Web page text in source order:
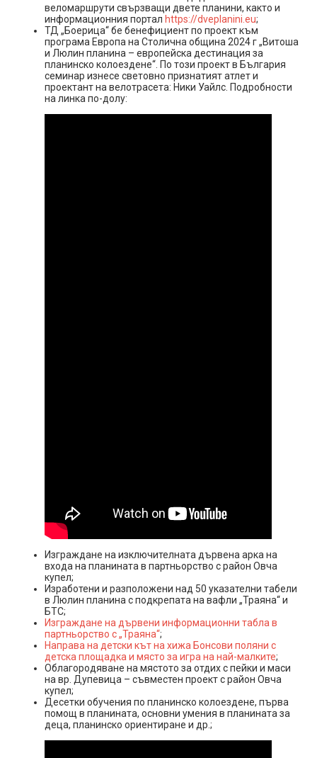
веломаршрути свързващи двете планини, както и
информационния портал https://dveplanini.eu;
ТД „Боерица“ бе бенефициент по проект към
програма Европа на Столична община 2024 г „Витоша
и Люлин планина – европейска дестинация за
планинско колоездене“. По този проект в България
семинар изнесе световно признатият атлет и
проектант на велотрасета: Ники Уайлс. Подробности
на линка по-долу:
Изграждане на изключителната дървена арка на
входа на планината в партньорство с район Овча
купел;
Изработени и разположени над 50 указателни табели
в Люлин планина с подкрепата на вафли „Траяна“ и
БТС;
Изграждане на дървени информационни табла в
партньорство с „Траяна“;
Направа на детски кът на хижа Бонсови поляни с
детска площадка и място за игра на най-малките;
Облагородяване на мястото за отдих с пейки и маси
на вр. Дупевица – съвместен проект с район Овча
купел;
Десетки обучения по планинско колоездене, първа
помощ в планината, основни умения в планината за
деца, планинско ориентиране и др.;